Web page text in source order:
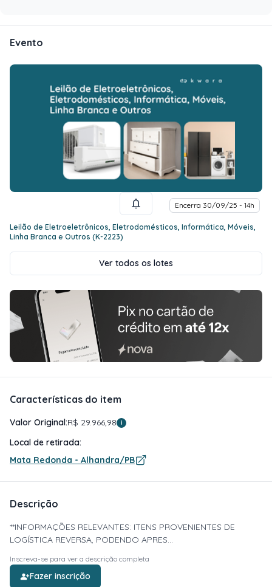
Evento
Encerra 30/09/25 - 14h
Leilão de Eletroeletrônicos, Eletrodomésticos, Informática, Móveis,
Linha Branca e Outros (K-2223)
Ver todos os lotes
Características do item
Valor Original:R$ 29.966,98 i
Local de retirada:
Mata Redonda - Alhandra/PB
Descrição
**INFORMAÇÕES RELEVANTES: ITENS PROVENIENTES DE
LOGÍSTICA REVERSA, PODENDO APRES...
Inscreva-se para ver a descrição completa
Fazer inscrição